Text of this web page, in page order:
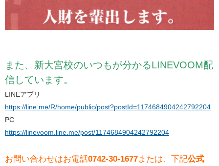
また、新大宮校のいつもが分かるLINEVOOM配
信しています。
LINEアプリ
https://line.me/R/home/public/post?postId=1174684904242792204
PC
https://linevoom.line.me/post/1174684904242792204
お問い合わせはお電話0742-30-1677または、下記公式